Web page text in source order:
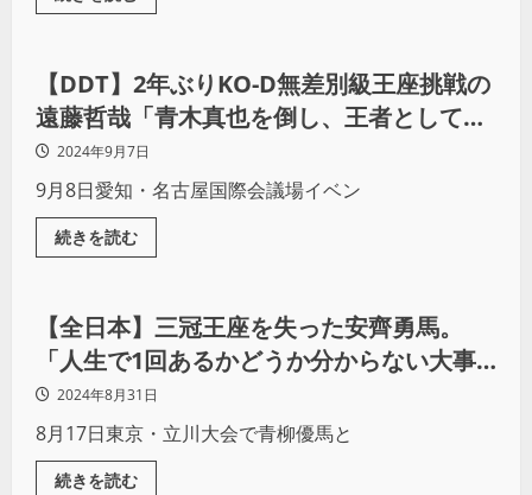
プロレス
【DDT】2年ぶりKO-D無差別級王座挑戦の
遠藤哲哉「青木真也を倒し、王者として再
び中嶋勝彦の前に立つ」（前編）
2024年9月7日
9月8日愛知・名古屋国際会議場イベン
続きを読む
プロレス
【全日本】三冠王座を失った安齊勇馬。
「人生で1回あるかどうか分からない大事
な5ヶ月間でした」
2024年8月31日
8月17日東京・立川大会で青柳優馬と
続きを読む